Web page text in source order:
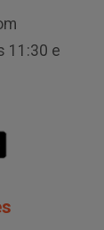
11:30 e